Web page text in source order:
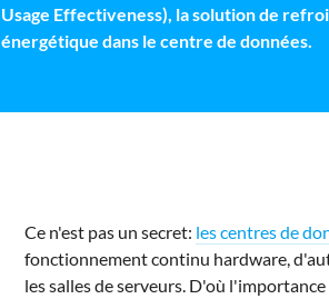
Usage Effectiveness), la solution de
énergétique dans le centre de données.
Ce n'est pas un secret: les centres de
fonctionnement continu hardware,
les salles de serveurs. D'où l'importance